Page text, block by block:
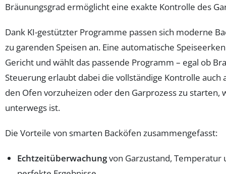
Bräunungsgrad ermöglicht eine exakte Kontrolle des
Dank KI-gestützter Programme passen sich moderne
zu garenden Speisen an. Eine automatische
Gericht und wählt das passende Programm – egal ob
Steuerung erlaubt dabei die vollständige Kontrolle auch
den Ofen vorzuheizen oder den Garprozess zu starten,
unterwegs ist.
Die Vorteile von smarten Backöfen zusammengefasst:
Echtzeitüberwachungvon Garzustand, Temperatur